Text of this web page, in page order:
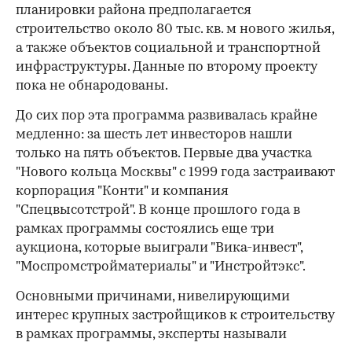
планировки района предполагается
строительство около 80 тыс. кв. м нового жилья,
а также объектов социальной и транспортной
инфраструктуры. Данные по второму проекту
пока не обнародованы.
До сих пор эта программа развивалась крайне
медленно: за шесть лет инвесторов нашли
только на пять объектов. Первые два участка
"Нового кольца Москвы" с 1999 года застраивают
корпорация "Конти" и компания
"Спецвысотстрой". В конце прошлого года в
рамках программы состоялись еще три
аукциона, которые выиграли "Вика-инвест",
"Моспромстройматериалы" и "Инстройтэкс".
Основными причинами, нивелирующими
интерес крупных застройщиков к строительству
в рамках программы, эксперты называли